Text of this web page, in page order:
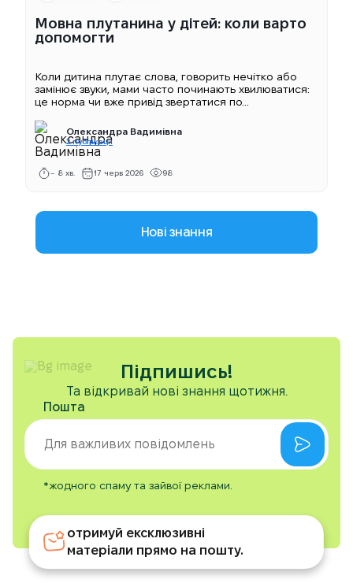
Мовна плутанина у дітей: коли варто
допомогти
Коли дитина плутає слова, говорить нечітко або
замінює звуки, мами часто починають хвилюватися:
це норма чи вже привід звертатися по...
Олександра Вадимівна
2 публікації
~ 8 хв. 17 черв 2026 98
Нові знання
Підпишись!
Та відкривай нові знання щотижня.
Пошта
*жодного спаму та зайвої реклами.
отримуй ексклюзивні
матеріали прямо на пошту.